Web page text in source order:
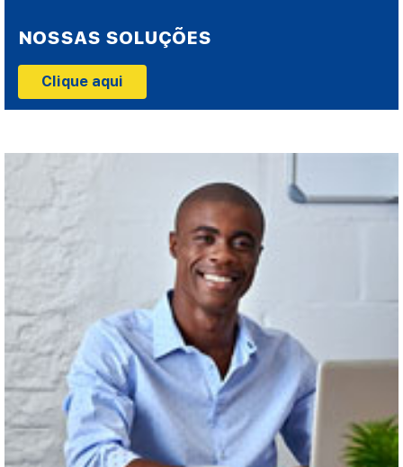
NOSSAS SOLUÇÕES
Clique aqui